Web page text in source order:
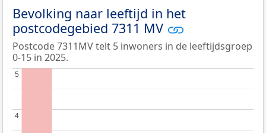
Bevolking naar leeftijd in het
postcodegebied 7311 MV
Postcode 7311MV telt 5 inwoners in de leeftijdsgroep
0-15 in 2025.
4
4
5
5